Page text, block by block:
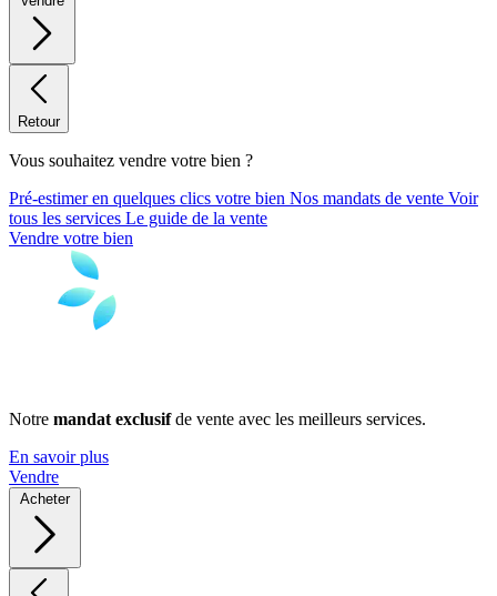
Retour
Vous souhaitez vendre votre bien ?
Pré-estimer en quelques clics votre bien Nos mandats de vente Voir
tous les services Le guide de la vente
Vendre votre bien
Notre mandat exclusifde vente avec les meilleurs services.
En savoir plus
Vendre
Acheter